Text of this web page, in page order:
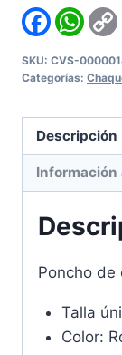
capucha
ER
cantidad
Facebook
SKU: CVS-
Categorías:
Descripción
Información
Poncho de
Talla
Color: